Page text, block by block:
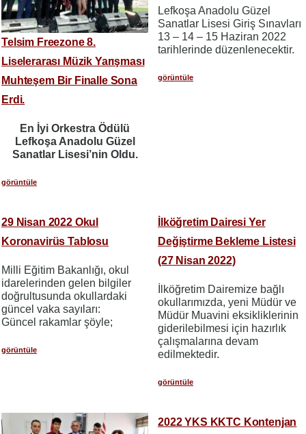
Telsim Freezone 8.
Liselerarası Müzik Yarışması
Muhteşem Bir Finalle Sona
Erdi.
En İyi Orkestra Ödülü
Lefkoşa Anadolu Güzel
Sanatlar Lisesi’nin Oldu.
görüntüle
Lefkoşa Anadolu Güzel
Sanatlar Lisesi Giriş Sınavları
13 – 14 – 15 Haziran 2022
tarihlerinde düzenlenecektir.
görüntüle
29 Nisan 2022 Okul
Koronavirüs Tablosu
Milli Eğitim Bakanlığı, okul
idarelerinden gelen bilgiler
doğrultusunda okullardaki
güncel vaka sayıları:
Güncel rakamlar şöyle;
görüntüle
İlköğretim Dairesi Yer
Değiştirme Bekleme Listesi
(27 Nisan 2022)
İlköğretim Dairemize bağlı
okullarımızda, yeni Müdür ve
Müdür Muavini eksikliklerinin
giderilebilmesi için hazırlık
çalışmalarına devam
edilmektedir.
görüntüle
2022 YKS KKTC Kontenjan